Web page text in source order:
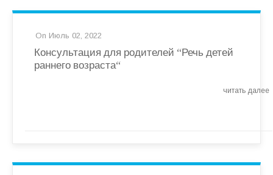
On Июль 02, 2022
Консультация для родителей “Речь детей
раннего возраста“
читать далее